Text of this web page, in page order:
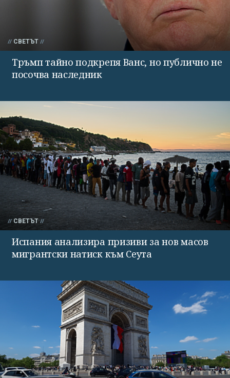
СВЕТЪТ
Тръмп тайно подкрепя Ванс, но публично не
посочва наследник
СВЕТЪТ
Испания анализира призиви за нов масов
мигрантски натиск към Сеута